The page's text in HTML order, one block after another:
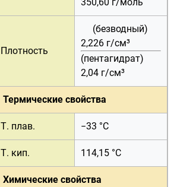
Плотность
(безводный)
2,226 г/см³
(пентагидрат)
2,04 г/см³
Термические свойства
Т. плав. −33 °C
Т. кип. 114,15 °C
Химические свойства